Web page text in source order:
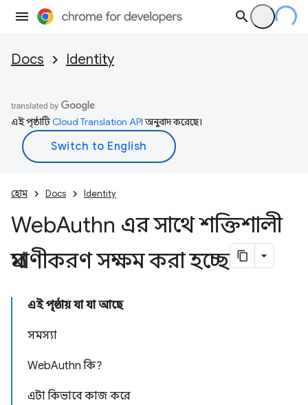
Docs Identity
এই পৃষ্ঠাটিCloud Translation APIঅনুবাদ করেছে।
হোম Docs Identity
WebAuthn এর সাথে শক্তিশালী
প্রমাণীকরণ সক্ষম করা হচ্ছে
এই পৃষ্ঠায় যা যা আছে
সমস্যা
WebAuthn কি?
এটা কিভাবে কাজ করে